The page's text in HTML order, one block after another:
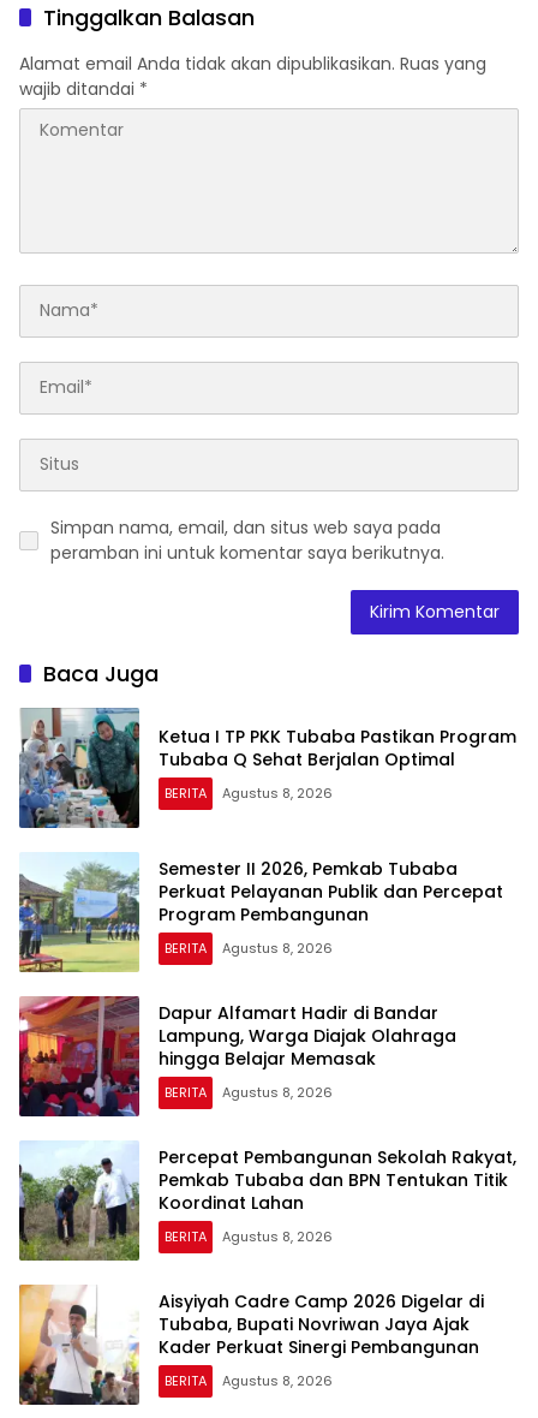
Tinggalkan Balasan
Alamat email Anda tidak akan dipublikasikan. Ruas yang
wajib ditandai *
Simpan nama, email, dan situs web saya pada
peramban ini untuk komentar saya berikutnya.
Baca Juga
Ketua I TP PKK Tubaba Pastikan Program
Tubaba Q Sehat Berjalan Optimal
BERITA Agustus 8, 2026
Semester II 2026, Pemkab Tubaba
Perkuat Pelayanan Publik dan Percepat
Program Pembangunan
BERITA Agustus 8, 2026
Dapur Alfamart Hadir di Bandar
Lampung, Warga Diajak Olahraga
hingga Belajar Memasak
BERITA Agustus 8, 2026
Percepat Pembangunan Sekolah Rakyat,
Pemkab Tubaba dan BPN Tentukan Titik
Koordinat Lahan
BERITA Agustus 8, 2026
Aisyiyah Cadre Camp 2026 Digelar di
Tubaba, Bupati Novriwan Jaya Ajak
Kader Perkuat Sinergi Pembangunan
BERITA Agustus 8, 2026